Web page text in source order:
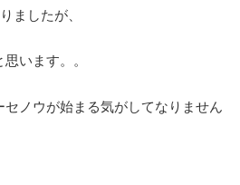
ましたが、
います。。
ノウが始まる気がしてなりません